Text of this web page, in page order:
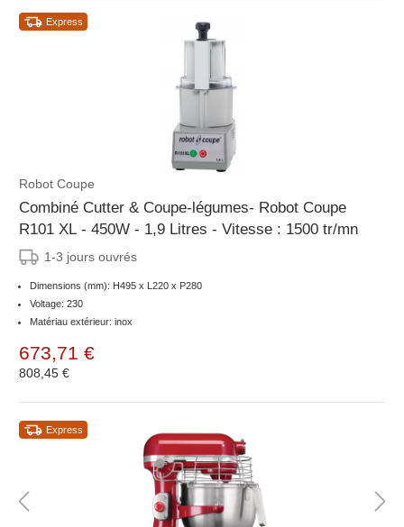
Express
Robot Coupe
Combiné Cutter & Coupe-légumes- Robot Coupe
R101 XL - 450W - 1,9 Litres - Vitesse : 1500 tr/mn
1-3 jours ouvrés
Dimensions (mm): H495 x L220 x P280
Voltage: 230
Matériau extérieur: inox
673,71 €
808,45 €
Express